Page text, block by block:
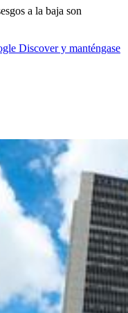
a la baja son
Discover y manténgase